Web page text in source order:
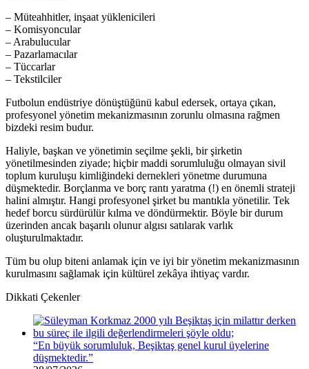
– Müteahhitler, inşaat yüklenicileri
– Komisyoncular
– Arabulucular
– Pazarlamacılar
– Tüccarlar
– Tekstilciler
Futbolun endüstriye dönüştüğünü kabul edersek, ortaya çıkan,
profesyonel yönetim mekanizmasının zorunlu olmasına rağmen
bizdeki resim budur.
Haliyle, başkan ve yönetimin seçilme şekli, bir şirketin
yönetilmesinden ziyade; hiçbir maddi sorumluluğu olmayan sivil
toplum kuruluşu kimliğindeki dernekleri yönetme durumuna
düşmektedir. Borçlanma ve borç rantı yaratma (!) en önemli strateji
halini almıştır. Hangi profesyonel şirket bu mantıkla yönetilir. Tek
hedef borcu sürdürülür kılma ve döndürmektir. Böyle bir durum
üzerinden ancak başarılı olunur algısı satılarak varlık
oluşturulmaktadır.
Tüm bu olup biteni anlamak için ve iyi bir yönetim mekanizmasının
kurulmasını sağlamak için kültürel zekâya ihtiyaç vardır.
Dikkati Çekenler
“En büyük sorumluluk, Beşiktaş genel kurul üyelerine
düşmektedir.”